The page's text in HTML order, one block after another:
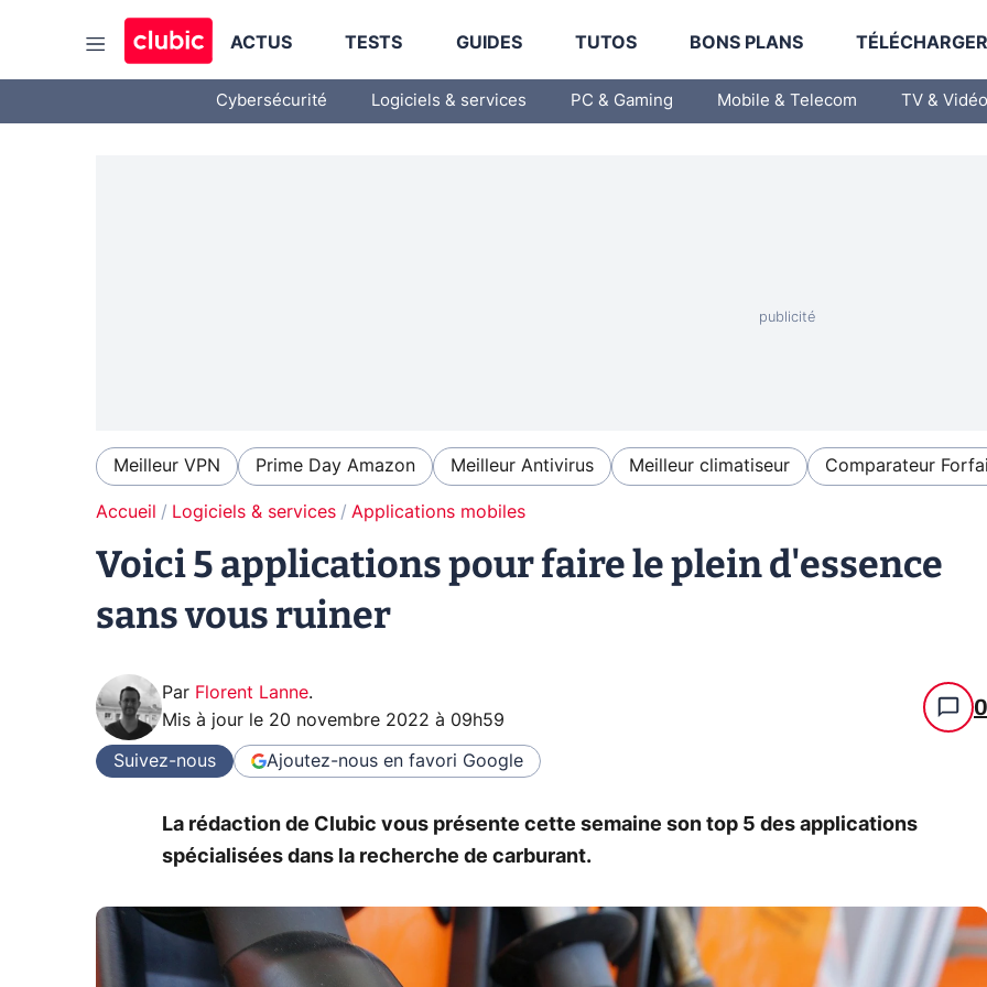
ACTUS TESTS GUIDES TUTOS BONS PLANS
Cybersécurité Logiciels & services PC & Gaming Mobile & Telecom TV & Vidéo
Meilleur VPN Prime Day Amazon Meilleur Antivirus Meilleur climatiseur Comparateur
Accueil Logiciels & services Applications mobiles
Voici 5 applications pour faire le plein d'essence
sans vous ruiner
Par Florent Lanne.
Mis à jour le 20 novembre 2022 à 09h59 0
Suivez-nous Ajoutez-nous en favori Google
La rédaction de Clubic vous présente cette semaine son top 5 des applications
spécialisées dans la recherche de carburant.